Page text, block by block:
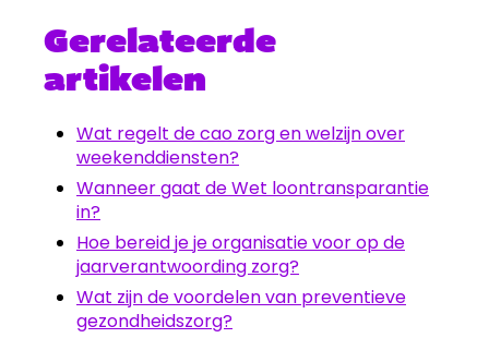
Gerelateerde
artikelen
Wat regelt de cao zorg en welzijn over
weekenddiensten?
Wanneer gaat de Wet loontransparantie
in?
Hoe bereid je je organisatie voor op de
jaarverantwoording zorg?
Wat zijn de voordelen van preventieve
gezondheidszorg?